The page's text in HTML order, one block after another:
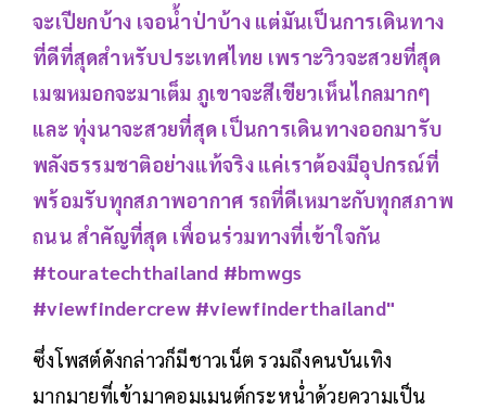
จะเปียกบ้าง เจอน้ำป่าบ้าง แต่มันเป็นการเดินทาง
ที่ดีที่สุดสำหรับประเทศไทย เพราะวิวจะสวยที่สุด
เมฆหมอกจะมาเต็ม ภูเขาจะสีเขียวเห็นไกลมากๆ
และ ทุ่งนาจะสวยที่สุด เป็นการเดินทางออกมารับ
พลังธรรมชาติอย่างแท้จริง แค่เราต้องมีอุปกรณ์ที่
พร้อมรับทุกสภาพอากาศ รถที่ดีเหมาะกับทุกสภาพ
ถนน สำคัญที่สุด เพื่อนร่วมทางที่เข้าใจกัน
#touratechthailand #bmwgs
#viewfindercrew #viewfinderthailand"
ซึ่งโพสต์ดังกล่าวก็มีชาวเน็ต รวมถึงคนบันเทิง
มากมายที่เข้ามาคอมเมนต์กระหน่ำด้วยความเป็น